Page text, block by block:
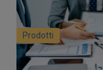
Prodotti